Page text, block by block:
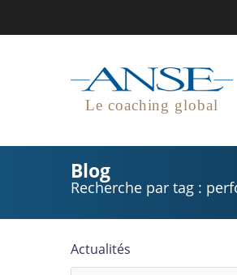
Le coaching global
Blog
Recherche par tag :
Actualités